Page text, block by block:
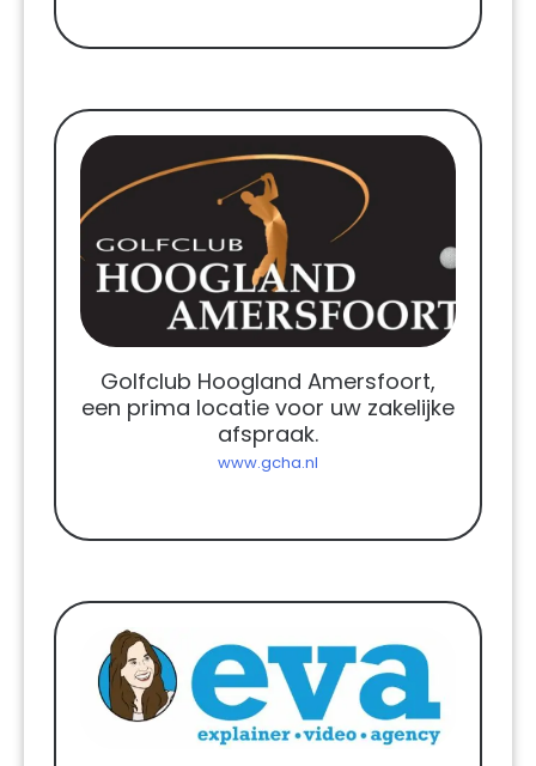
Golfclub Hoogland Amersfoort,
een prima locatie voor uw zakelijke
afspraak.
www.gcha.nl